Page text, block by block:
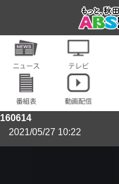
160614
2021/05/27 10:22